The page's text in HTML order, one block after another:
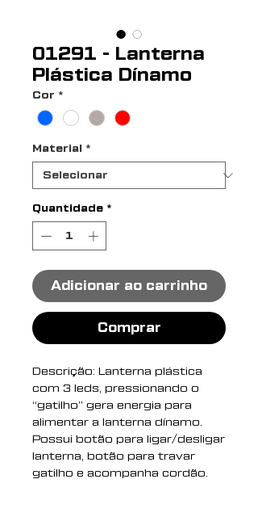
01291 - Lanterna
Plástica Dínamo
Cor *
Material *
Quantidade *
Adicionar ao carrinho
Comprar
Descrição: Lanterna plástica
com 3 leds, pressionando o
“gatilho” gera energia para
alimentar a lanterna dínamo.
Possui botão para ligar/desligar
lanterna, botão para travar
gatilho e acompanha cordão.